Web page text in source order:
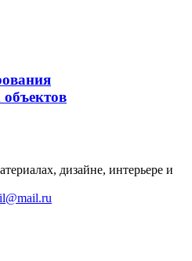
объектов
дизайне, интерьере и